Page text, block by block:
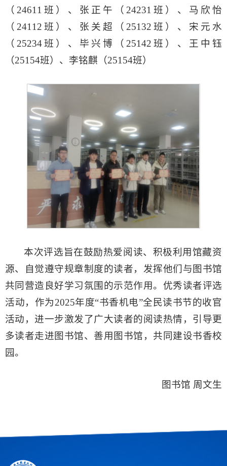
（24611班）、张正午（24231班）、马欣怡
（24112班）、张关超（25132班）、宋元水
（25234班）、毕兴博（25142班）、王中钰
（25154班）、李铭麒（25154班）
本次评选旨在鼓励热爱阅读、积极利用馆藏资
源、自觉遵守规章制度的读者，发挥他们与图书馆
共同营造良好学习氛围的示范作用。优秀读者评选
活动，作为2025年度“书香机电”全民读书节的收官
活动，进一步激发了广大读者的阅读热情，引导更
多读者走进图书馆、善用图书馆，共同建设书香校
园。
图书馆 周文生